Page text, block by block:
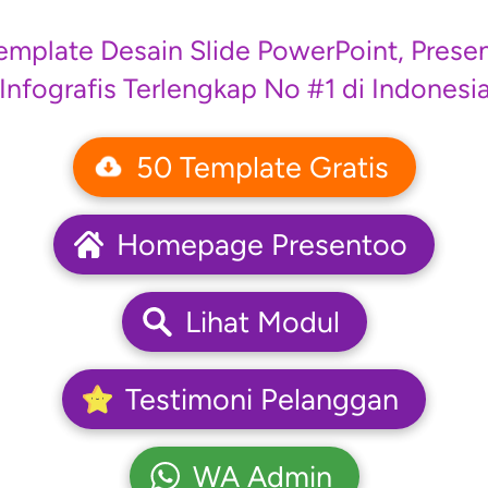
Desain Slide PowerPoint,
Infografis Terlengkap No #1 di
` 50 Template Gratis
` Homepage Presentoo
` Lihat Modul
` Testimoni Pelanggan
` WA Admin